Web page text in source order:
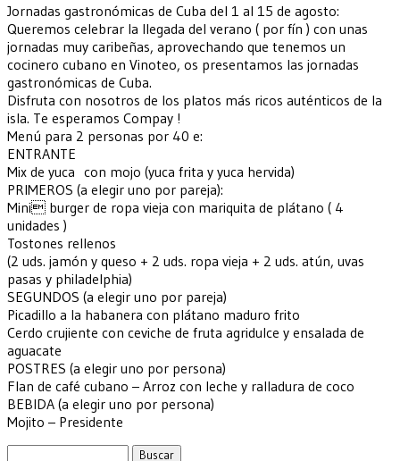
Jornadas gastronómicas de Cuba del 1 al 15 de agosto:
Queremos celebrar la llegada del verano ( por fín ) con unas
jornadas muy caribeñas, aprovechando que tenemos un
cocinero cubano en Vinoteo, os presentamos las jornadas
gastronómicas de Cuba.
Disfruta con nosotros de los platos más ricos auténticos de la
isla. Te esperamos Compay !
Menú para 2 personas por 40 e:
ENTRANTE
Mix de yuca con mojo (yuca frita y yuca hervida)
PRIMEROS (a elegir uno por pareja):
Mini burger de ropa vieja con mariquita de plátano ( 4
unidades )
Tostones rellenos
(2 uds. jamón y queso + 2 uds. ropa vieja + 2 uds. atún, uvas
pasas y philadelphia)
SEGUNDOS (a elegir uno por pareja)
Picadillo a la habanera con plátano maduro frito
Cerdo crujiente con ceviche de fruta agridulce y ensalada de
aguacate
POSTRES (a elegir uno por persona)
Flan de café cubano – Arroz con leche y ralladura de coco
BEBIDA (a elegir uno por persona)
Mojito – Presidente